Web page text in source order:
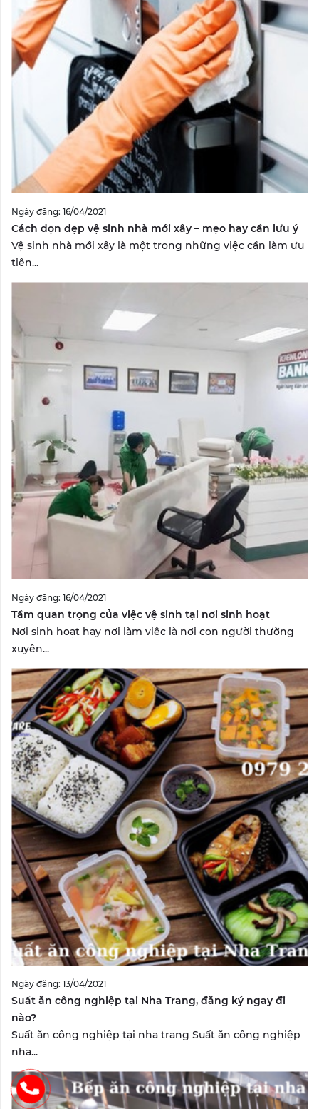
Ngày đăng: 16/04/2021
Cách dọn dẹp vệ sinh nhà mới xây – mẹo hay cần lưu ý
Vệ sinh nhà mới xây là một trong những việc cần làm ưu
tiên...
Ngày đăng: 16/04/2021
Tầm quan trọng của việc vệ sinh tại nơi sinh hoạt
Nơi sinh hoạt hay nơi làm việc là nơi con người thường
xuyên...
Ngày đăng: 13/04/2021
Suất ăn công nghiệp tại Nha Trang, đăng ký ngay đi
nào?
Suất ăn công nghiệp tại nha trang Suất ăn công nghiệp
nha...